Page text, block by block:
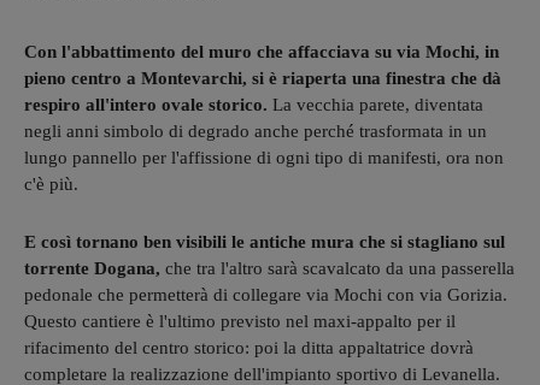
Con l'abbattimento del muro che affacciava su via Mochi, in
pieno centro a Montevarchi, si è riaperta una finestra che dà
respiro all'intero ovale storico. La vecchia parete, diventata
negli anni simbolo di degrado anche perché trasformata in un
lungo pannello per l'affissione di ogni tipo di manifesti, ora non
c'è più.
E così tornano ben visibili le antiche mura che si stagliano sul
torrente Dogana, che tra l'altro sarà scavalcato da una passerella
pedonale che permetterà di collegare via Mochi con via Gorizia.
Questo cantiere è l'ultimo previsto nel maxi-appalto per il
rifacimento del centro storico: poi la ditta appaltatrice dovrà
completare la realizzazione dell'impianto sportivo di Levanella.